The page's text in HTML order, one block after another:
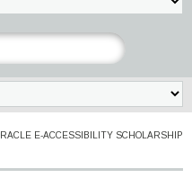
E-ACCESSIBILITY SCHOLARSHIP